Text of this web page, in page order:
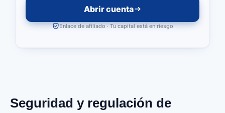
Abrir cuenta
Enlace de afiliado · Tu capital está en riesgo
Seguridad y regulación de